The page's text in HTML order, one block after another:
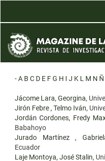
Contenido
principal
Barra
lateral
-A B C D E FG H I J K L M N Ñ
Jácome Lara, Georgina,
Jirón Febre , Telmo Iván,
Jordán Cordones, Fredy
Babahoyo
Jurado Martínez ,
Ecuador
Laje Montoya, José Stalin,